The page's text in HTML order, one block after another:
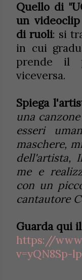
Quello di
un
di ruoli: si
in cui
prende il
viceversa.
Spiega
una
esseri
maschere,
dell'artista,
me e
con un
cantautore
Guarda qui
https://
v=yQN8Sp-